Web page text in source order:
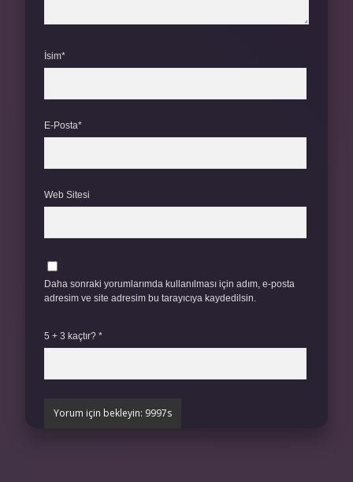
İsim*
E-Posta*
Web Sitesi
Daha sonraki yorumlarımda kullanılması için adım, e-posta
adresim ve site adresim bu tarayıcıya kaydedilsin.
5 + 3 kaçtır? *